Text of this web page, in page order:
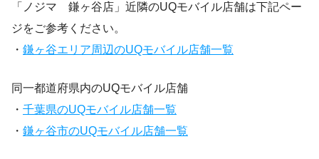
「ノジマ 鎌ヶ谷店」近隣のUQモバイル店舗は下記ペー
ジをご参考ください。
・ 鎌ヶ谷エリア周辺のUQモバイル店舗一覧
同一都道府県内のUQモバイル店舗
・ 千葉県のUQモバイル店舗一覧
・ 鎌ヶ谷市のUQモバイル店舗一覧